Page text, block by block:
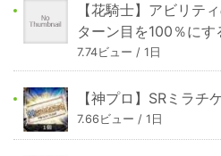
【花騎士】アビリテ
ターン目を100％にす
7.74ビュー / 1日
【神プロ】SRミラチ
7.66ビュー / 1日